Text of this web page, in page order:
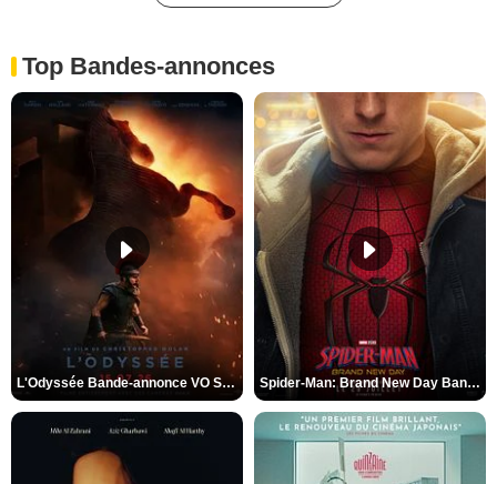
Top Bandes-annonces
L'Odyssée Bande-annonce VO STFR Spider-Man: Brand New Day Bande-annonce VO STFR